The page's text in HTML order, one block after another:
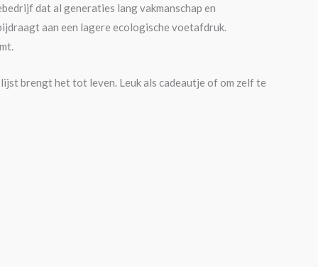
dat al generaties lang vakmanschap en
aan een lagere ecologische voetafdruk.
brengt het tot leven. Leuk als cadeautje of om zelf te